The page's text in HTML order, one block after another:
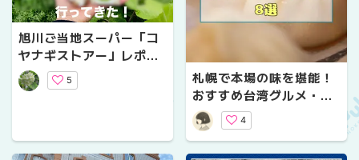
旭川ご当地スーパー「コ
ヤナギストアー」レポ｜
昭和47年創業・地元食材
と手作り惣菜が充実の人
5
札幌で本場の味を堪能！
おすすめ台湾グルメ・カ
フェ8選｜台湾茶から胡
椒餅まで
4